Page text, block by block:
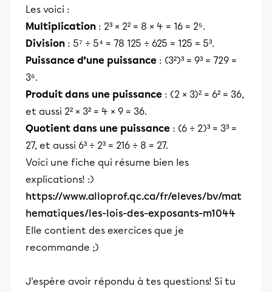
Les voici :
Multiplication : 2³ × 2² = 8 × 4 = 16 = 2⁵.
Division : 5⁷ ÷ 5⁴ = 78 125 ÷ 625 = 125 = 5³.
Puissance d’une puissance : (3²)³ = 9³ = 729 =
3⁶.
Produit dans une puissance : (2 × 3)² = 6² = 36,
et aussi 2² × 3² = 4 × 9 = 36.
Quotient dans une puissance : (6 ÷ 2)³ = 3³ =
27, et aussi 6³ ÷ 2³ = 216 ÷ 8 = 27.
Voici une fiche qui résume bien les
explications! :)
https://www.alloprof.qc.ca/fr/eleves/bv/mat
hematiques/les-lois-des-exposants-m1044
Elle contient des exercices que je
recommande ;)
J'espère avoir répondu à tes questions! Si tu